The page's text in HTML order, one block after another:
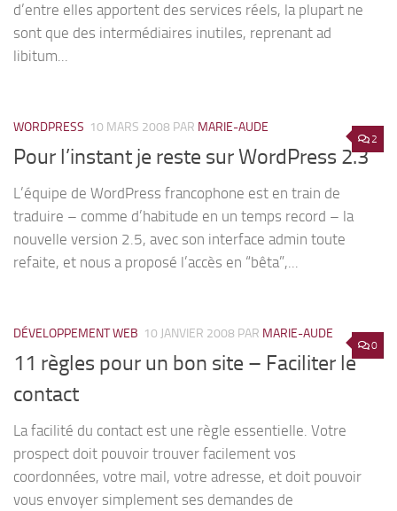
d’entre elles apportent des services réels, la plupart ne
sont que des intermédiaires inutiles, reprenant ad
libitum...
2
WORDPRESS 10 MARS 2008 PAR MARIE-AUDE
Pour l’instant je reste sur WordPress 2.3
L’équipe de WordPress francophone est en train de
traduire – comme d’habitude en un temps record – la
nouvelle version 2.5, avec son interface admin toute
refaite, et nous a proposé l’accès en “bêta”,...
0
DÉVELOPPEMENT WEB 10 JANVIER 2008 PAR MARIE-AUDE
11 règles pour un bon site – Faciliter le
contact
La facilité du contact est une règle essentielle. Votre
prospect doit pouvoir trouver facilement vos
coordonnées, votre mail, votre adresse, et doit pouvoir
vous envoyer simplement ses demandes de